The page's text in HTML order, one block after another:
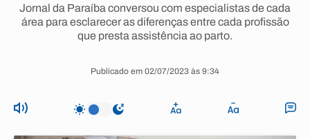
Jornal da Paraíba conversou com especialistas de cada
área para esclarecer as diferenças entre cada profissão
que presta assistência ao parto.
Publicado em 02/07/2023 às 9:34